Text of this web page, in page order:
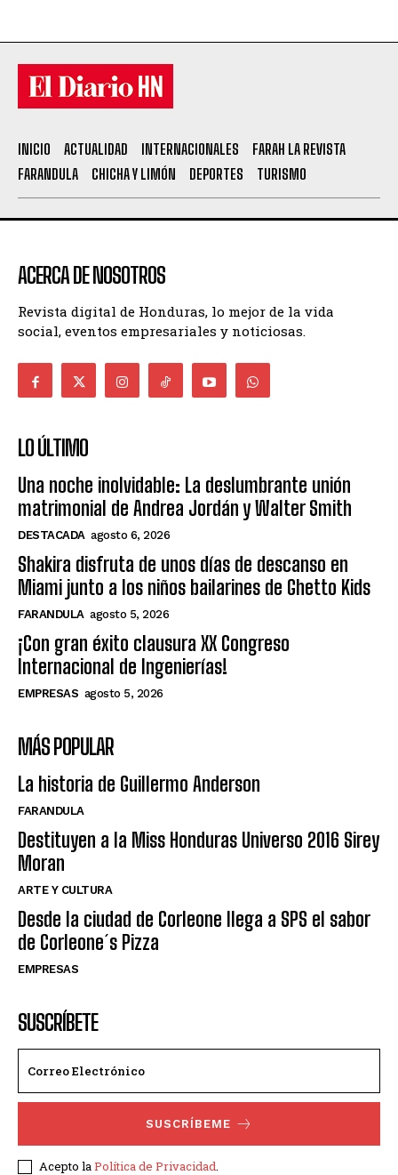
INICIO ACTUALIDAD INTERNACIONALES
FARAH LA REVISTA
FARANDULA
CHICHA Y LIMÓN DEPORTES TURISMO
ACERCA DE NOSOTROS
Revista digital de Honduras, lo mejor de la vida
social, eventos empresariales y noticiosas.
LO ÚLTIMO
Una noche inolvidable: La deslumbrante unión
matrimonial de Andrea Jordán y Walter Smith
DESTACADA agosto 6, 2026
Shakira disfruta de unos días de descanso en
Miami junto a los niños bailarines de Ghetto Kids
FARANDULA agosto 5, 2026
¡Con gran éxito clausura XX Congreso
Internacional de Ingenierías!
EMPRESAS agosto 5, 2026
MÁS POPULAR
La historia de Guillermo Anderson
FARANDULA
Destituyen a la Miss Honduras Universo 2016 Sirey
Moran
ARTE Y CULTURA
Desde la ciudad de Corleone llega a SPS el sabor
de Corleone´s Pizza
EMPRESAS
SUSCRÍBETE
SUSCRÍBEME
Acepto laPolítica de Privacidad.